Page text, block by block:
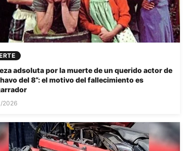
adsoluta por la muerte de un querido actor de
del 8”: el motivo del fallecimiento es
2026